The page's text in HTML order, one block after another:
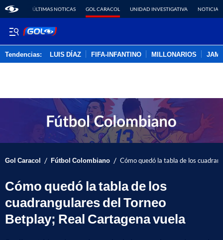
ÚLTIMAS NOTICAS GOL CARACOL UNIDAD INVESTIGATIVA NOTICIAS
Tendencias: LUIS DÍAZ FIFA-INFANTINO MILLONARIOS
Gol Caracol / Fútbol Colombiano / Cómo quedó la tabla de los
Cómo quedó la tabla de los
cuadrangulares del Torneo
Betplay; Real Cartagena vuela